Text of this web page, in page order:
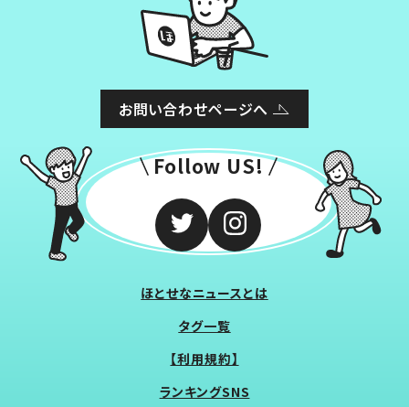
お問い合わせページへ
Follow US!
ほとせなニュースとは
タグ一覧
【利用規約】
ランキングSNS